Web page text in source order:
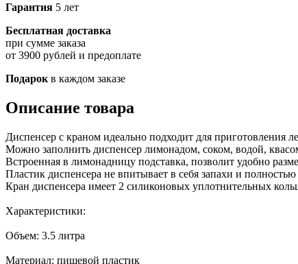
Гарантия 5 лет
Бесплатная доставка
при сумме заказа
от 3900 рублей и предоплате
Подарок в каждом заказе
Описание товара
Диспенсер с краном идеально подходит для приготовления
Можно заполнить диспенсер лимонадом, соком, водой,
Встроенная в лимонадницу подставка, позволит удобно
Пластик диспенсера не впитывает в себя запахи и
Кран диспенсера имеет 2 силиконовых уплотнительных
Характеристики:
Объем: 3.5 литра
Материал: пищевой пластик